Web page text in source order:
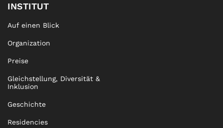
INSTITUT
Auf einen Blick
Organization
Preise
Gleichstellung, Diversität &
Inklusion
Geschichte
Residencies